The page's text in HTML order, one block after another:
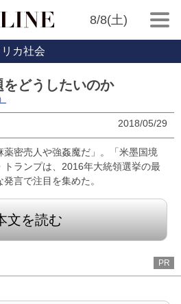
8/8(土)
カ社会
をどうしたいのか
2018/05/29
薬密売人や強姦魔だ」。「米墨国境
トランプは、2016年大統領選挙の最
言で注目を集めた。
文を読む
PR